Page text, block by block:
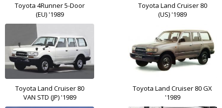
Toyota 4Runner 5-Door
(EU) '1989
Toyota Land Cruiser 80
(US) '1989
Toyota Land Cruiser 80
VAN STD (JP) '1989
Toyota Land Cruiser 80 GX
'1989